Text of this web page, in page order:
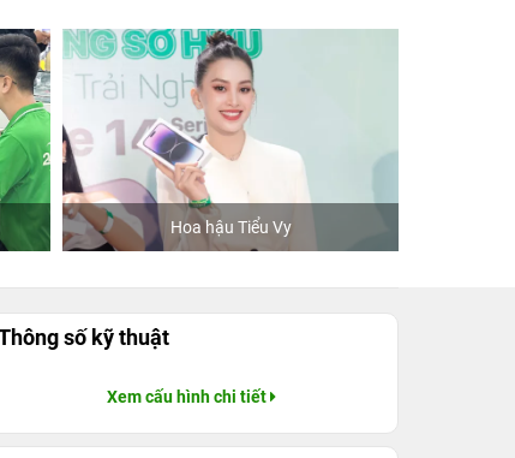
Hoa hậu Tiểu Vy
số kỹ thuật
Xem cấu hình chi tiết